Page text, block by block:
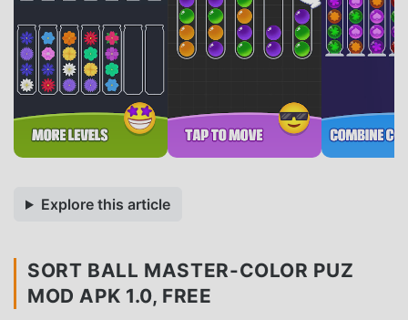
Explore this article
SORT BALL MASTER-COLOR PUZ
MOD APK 1.0, FREE